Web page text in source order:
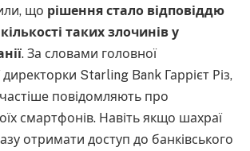
що рішення стало відповіддю
таких злочинів у
. За словами головної
Starling Bank Гаррієт Різ,
частіше повідомляють про
смартфонів. Навіть якщо шахраї
отримати доступ до банківського